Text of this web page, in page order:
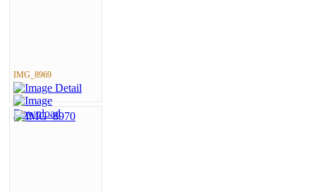
IMG_8969